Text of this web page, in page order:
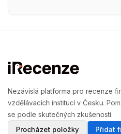
Nezávislá platforma pro recenze
vzdělávacích institucí v Česku.
se podle skutečných zkušeností.
Procházet položky
Přidat